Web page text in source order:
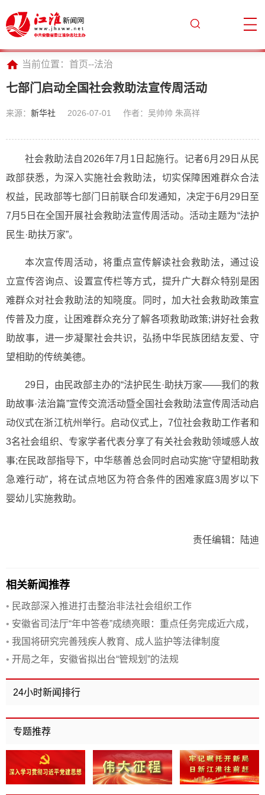
当前位置： 首页--法治
七部门启动全国社会救助法宣传周活动
来源： 新华社 2026-07-01 作者：吴帅帅 朱高祥
社会救助法自2026年7月1日起施行。记者6月29日从民
政部获悉，为深入实施社会救助法，切实保障困难群众合法
权益，民政部等七部门日前联合印发通知，决定于6月29日至
7月5日在全国开展社会救助法宣传周活动。活动主题为“法护
民生·助扶万家”。
本次宣传周活动，将重点宣传解读社会救助法，通过设
立宣传咨询点、设置宣传栏等方式，提升广大群众特别是困
难群众对社会救助法的知晓度。同时，加大社会救助政策宣
传普及力度，让困难群众充分了解各项救助政策;讲好社会救
助故事，进一步凝聚社会共识，弘扬中华民族团结友爱、守
望相助的传统美德。
29日，由民政部主办的“法护民生·助扶万家——我们的救
助故事·法治篇”宣传交流活动暨全国社会救助法宣传周活动启
动仪式在浙江杭州举行。启动仪式上，7位社会救助工作者和
3名社会组织、专家学者代表分享了有关社会救助领域感人故
事;在民政部指导下，中华慈善总会同时启动实施“守望相助救
急难行动”，将在试点地区为符合条件的困难家庭3周岁以下
婴幼儿实施救助。
责任编辑：陆迪
相关新闻推荐
• 民政部深入推进打击整治非法社会组织工作
• 安徽省司法厅“年中答卷”成绩亮眼：重点任务完成近六成，
多项工作领跑全国
• 我国将研究完善残疾人教育、成人监护等法律制度
• 开局之年，安徽省拟出台“管规划”的法规
24小时新闻排行
专题推荐